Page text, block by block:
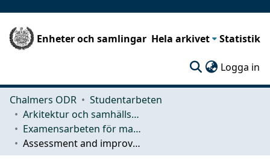
Enheter och samlingar Hela arkivet Statistik
Logga in
Chalmers ODR
Studentarbeten
Arkitektur och samhällsbyggnadsteknik (ACE)
Examensarbeten för masterexamen
Assessment and improvement of the acoustical properties of a testing room for bone anchored hearing aids